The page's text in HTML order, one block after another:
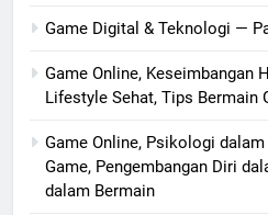
Game Digital & Teknologi —
Game Online, Keseimbangan
Lifestyle Sehat, Tips Bermain
Game Online, Psikologi
Game, Pengembangan Diri
dalam Bermain